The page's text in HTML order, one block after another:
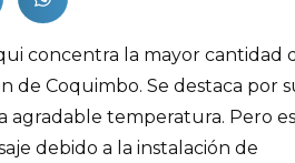
concentra la mayor cantidad
de Coquimbo. Se destaca por
agradable temperatura. Pero
debido a la instalación de